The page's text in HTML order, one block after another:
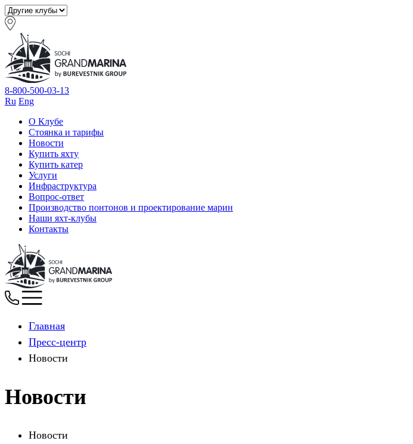
8-800-500-03-13
Ru Eng
О Клубе
Стоянка и тарифы
Новости
Купить яхту
Купить катер
Услуги
Инфраструктура
Вопрос-ответ
Производство понтонов и проектирование марин
Наши яхт-клубы
Контакты
Главная
Пресс-центр
Новости
Новости
Новости